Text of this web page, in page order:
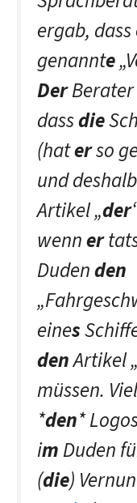
ergab,
genannte
DerBerater
dassdie
(haterso
und
Artikel „der
wenner
Dudenden
eines
denArtikel „
müssen.
*den*
imDuden
(die)